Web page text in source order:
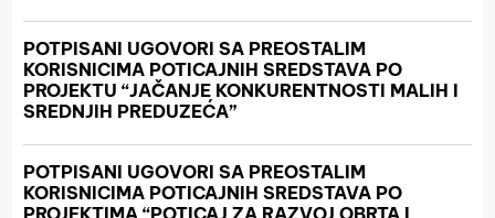
POTPISANI UGOVORI SA PREOSTALIM
KORISNICIMA POTICAJNIH SREDSTAVA PO
PROJEKTU “JAČANJE KONKURENTNOSTI MALIH I
SREDNJIH PREDUZEĆA”
POTPISANI UGOVORI SA PREOSTALIM
KORISNICIMA POTICAJNIH SREDSTAVA PO
PROJEKTIMA “POTICAJ ZA RAZVOJ OBRTA I